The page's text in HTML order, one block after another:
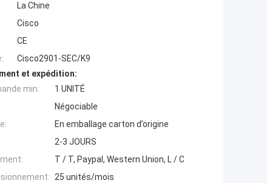
La Chine
Cisco
CE
Cisco2901-SEC/K9
et expédition:
min:
1 UNITÉ
Négociable
En emballage carton d’origine
2-3 JOURS
T / T, Paypal, Western Union, L / C
25 unités/mois